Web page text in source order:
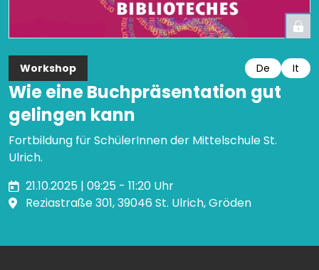
Workshop De It
Wie eine Buchpräsentation gut
gelingen kann
Fortbildung für SchülerInnen der Mittelschule St.
Ulrich.
21.10.2025 | 09:25 - 11:20 Uhr
Reziastraße 301, 39046 St. Ulrich, Gröden